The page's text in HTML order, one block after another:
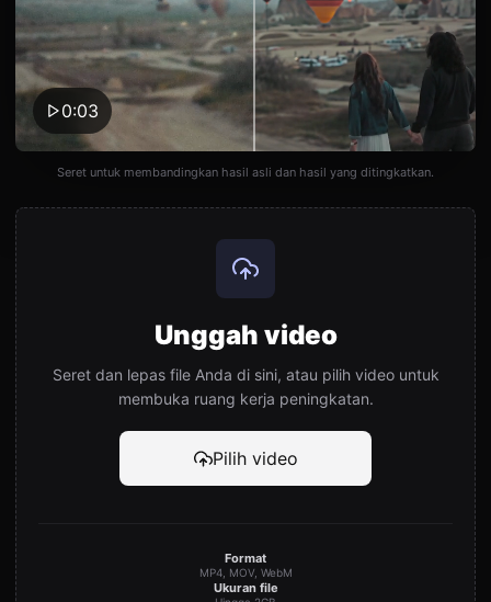
0:03
Seret untuk membandingkan hasil asli dan hasil yang ditingkatkan.
Unggah video
Seret dan lepas file Anda di sini, atau pilih video untuk
membuka ruang kerja peningkatan.
Pilih video
Format
MP4, MOV, WebM
Ukuran file